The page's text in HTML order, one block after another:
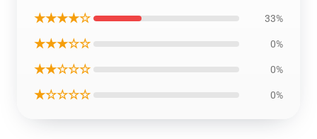
★★★★☆ 33%
★★★☆☆ 0%
★★☆☆☆ 0%
★☆☆☆☆ 0%